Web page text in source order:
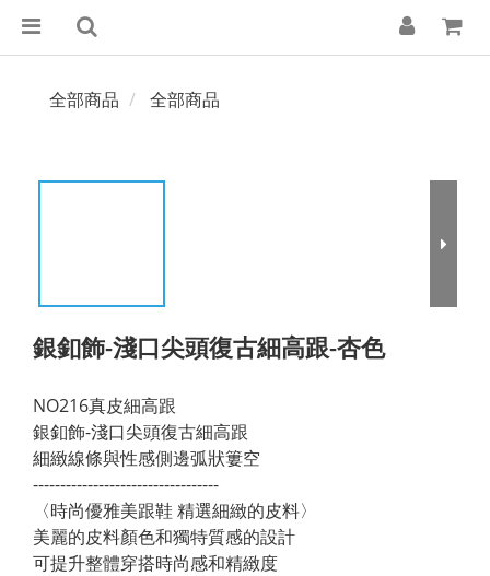
全部商品 全部商品
銀釦飾-淺口尖頭復古細高跟-杏色
NO216真皮細高跟
銀釦飾-淺口尖頭復古細高跟
細緻線條與性感側邊弧狀簍空
----------------------------------
〈時尚優雅美跟鞋 精選細緻的皮料〉
美麗的皮料顏色和獨特質感的設計
可提升整體穿搭時尚感和精緻度